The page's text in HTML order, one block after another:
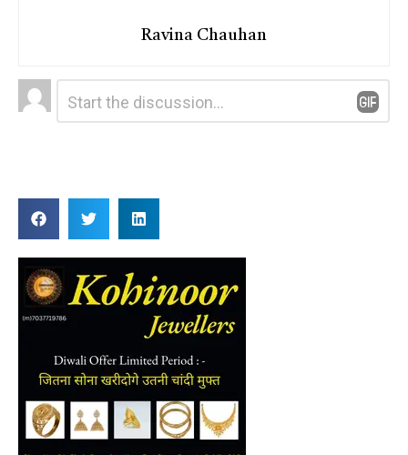
Ravina Chauhan
Leave
a
Comment